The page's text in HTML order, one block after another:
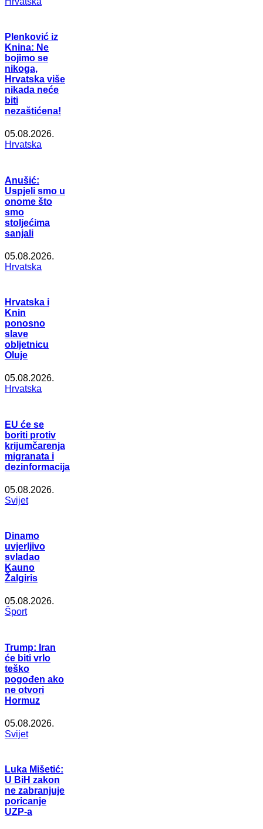
Plenković iz
Knina: Ne
bojimo se
nikoga,
Hrvatska više
nikada neće
biti
nezaštićena!
05.08.2026.
Hrvatska
Anušić:
Uspjeli smo u
onome što
smo
stoljećima
sanjali
05.08.2026.
Hrvatska
Hrvatska i
Knin
ponosno
slave
obljetnicu
Oluje
05.08.2026.
Hrvatska
EU će se
boriti protiv
krijumčarenja
migranata i
dezinformacija
05.08.2026.
Svijet
Dinamo
uvjerljivo
svladao
Kauno
Žalgiris
05.08.2026.
Šport
Trump: Iran
će biti vrlo
teško
pogođen ako
ne otvori
Hormuz
05.08.2026.
Svijet
Luka Mišetić:
U BiH zakon
ne zabranjuje
poricanje
UZP-a